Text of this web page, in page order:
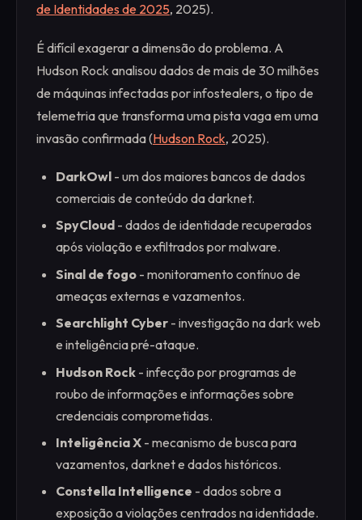
de Identidades de 2025, 2025).
É difícil exagerar a dimensão do problema. A
Hudson Rock analisou dados de mais de 30 milhões
de máquinas infectadas por infostealers, o tipo de
telemetria que transforma uma pista vaga em uma
invasão confirmada (Hudson Rock, 2025).
DarkOwl - um dos maiores bancos de dados
comerciais de conteúdo da darknet.
SpyCloud - dados de identidade recuperados
após violação e exfiltrados por malware.
Sinal de fogo - monitoramento contínuo de
ameaças externas e vazamentos.
Searchlight Cyber - investigação na dark web
e inteligência pré-ataque.
Hudson Rock - infecção por programas de
roubo de informações e informações sobre
credenciais comprometidas.
Inteligência X - mecanismo de busca para
vazamentos, darknet e dados históricos.
Constella Intelligence - dados sobre a
exposição a violações centrados na identidade.